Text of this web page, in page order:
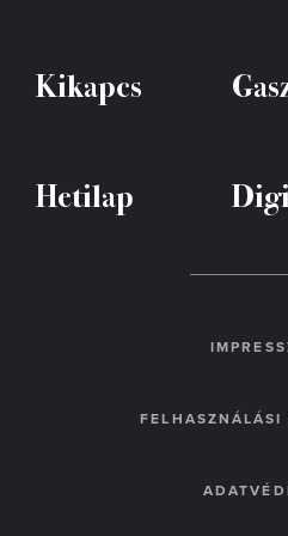
Kikapcs
Hetilap
FELHASZNÁLÁSI